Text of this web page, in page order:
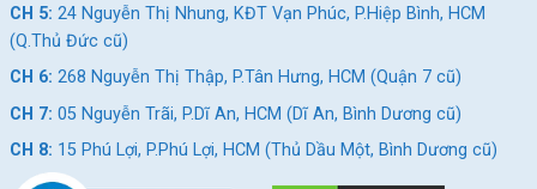
CH 5: 24 Nguyễn Thị Nhung, KĐT Vạn Phúc, P.Hiệp Bình, HCM
(Q.Thủ Đức cũ)
CH 6: 268 Nguyễn Thị Thập, P.Tân Hưng, HCM (Quận 7 cũ)
CH 7: 05 Nguyễn Trãi, P.Dĩ An, HCM (Dĩ An, Bình Dương cũ)
CH 8: 15 Phú Lợi, P.Phú Lợi, HCM (Thủ Dầu Một, Bình Dương cũ)